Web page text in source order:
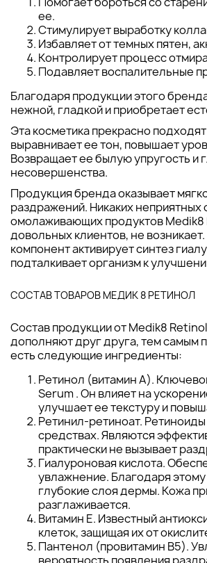
ее.
Стимулирует выработку
Избавляет от темных пятен,
Контролирует процесс
Подавляет воспалительные
Благодаря продукции этого
нежной, гладкой и приобретает
Эта косметика прекрасно
выравнивает ее тон, повышает
Возвращает ее былую упругость и
несовершенства.
Продукция бренда оказывает
раздражений. Никаких
омолаживающих продуктов Medik8
довольных клиентов, не
компонент активирует синтез
подталкивает организм к
СОСТАВ ТОВАРОВ МЕДИК 8 РЕТИНОЛ
Состав продукции от Medik8
дополняют друг друга, тем самым
есть следующие ингредиенты:
Ретинол (витамин А).
Serum . Он влияет на
улучшает ее текстуру и
Ретинил-ретиноат.
средствах. Являются
практически не вызывает
Гиалуроновая кислота.
увлажнение. Благодаря
глубокие слоя дермы. Кожа
разглаживается.
Витамин Е. Известный
клеток, защищая их от
Пантенол (провитамин B5).